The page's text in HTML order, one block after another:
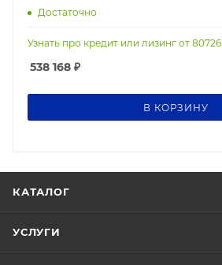
Достаточно
Узнать про кредит или лизинг от 80726
538 168 ₽
В КОРЗИНУ
КАТАЛОГ
УСЛУГИ